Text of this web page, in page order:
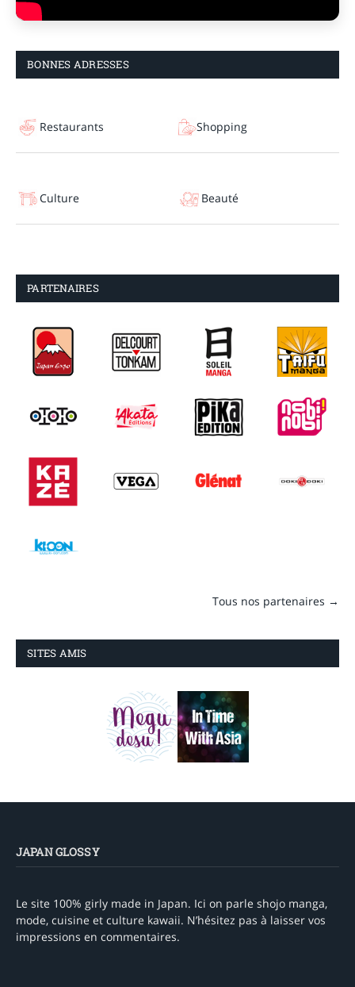
BONNES ADRESSES
Restaurants Shopping
Culture Beauté
PARTENAIRES
Tous nos partenaires →
SITES AMIS
JAPAN GLOSSY
Le site 100% girly made in Japan. Ici on parle shojo manga,
mode, cuisine et culture kawaii. N’hésitez pas à laisser vos
impressions en commentaires.